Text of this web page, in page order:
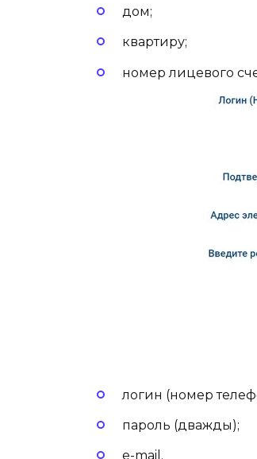
дом;
квартиру;
номер лицевого
логин (номер
пароль (дважды);
e-mail.